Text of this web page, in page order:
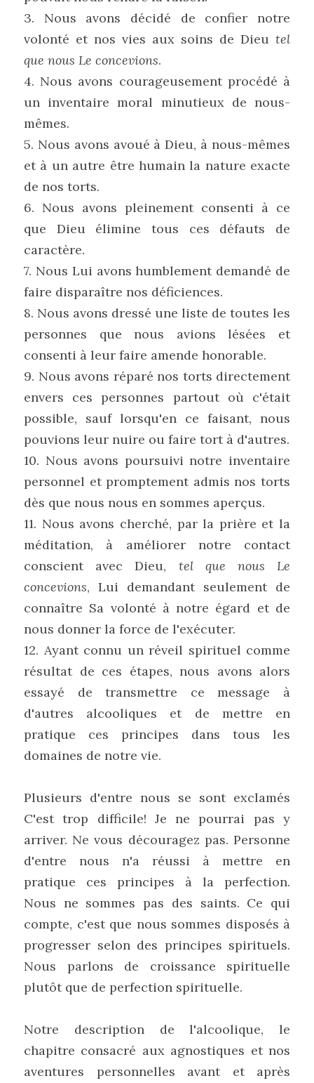
3. Nous avons décidé de confier notre
volonté et nos vies aux soins de Dieu tel
que nous Le concevions.
4. Nous avons courageusement procédé à
un inventaire moral minutieux de nous-
mêmes.
5. Nous avons avoué à Dieu, à nous-mêmes
et à un autre être humain la nature exacte
de nos torts.
6. Nous avons pleinement consenti à ce
que Dieu élimine tous ces défauts de
caractère.
7. Nous Lui avons humblement demandé de
faire disparaître nos déficiences.
8. Nous avons dressé une liste de toutes les
personnes que nous avions lésées et
consenti à leur faire amende honorable.
9. Nous avons réparé nos torts directement
envers ces personnes partout où c'était
possible, sauf lorsqu'en ce faisant, nous
pouvions leur nuire ou faire tort à d'autres.
10. Nous avons poursuivi notre inventaire
personnel et promptement admis nos torts
dès que nous nous en sommes aperçus.
11. Nous avons cherché, par la prière et la
méditation, à améliorer notre contact
conscient avec Dieu, tel que nous Le
concevions, Lui demandant seulement de
connaître Sa volonté à notre égard et de
nous donner la force de l'exécuter.
12. Ayant connu un réveil spirituel comme
résultat de ces étapes, nous avons alors
essayé de transmettre ce message à
d'autres alcooliques et de mettre en
pratique ces principes dans tous les
domaines de notre vie.
Plusieurs d'entre nous se sont exclamés
C'est trop difficile! Je ne pourrai pas y
arriver. Ne vous découragez pas. Personne
d'entre nous n'a réussi à mettre en
pratique ces principes à la perfection.
Nous ne sommes pas des saints. Ce qui
compte, c'est que nous sommes disposés à
progresser selon des principes spirituels.
Nous parlons de croissance spirituelle
plutôt que de perfection spirituelle.
Notre description de l'alcoolique, le
chapitre consacré aux agnostiques et nos
aventures personnelles avant et après